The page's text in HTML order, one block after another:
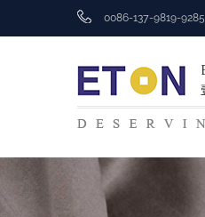
0086-137-9819-9285